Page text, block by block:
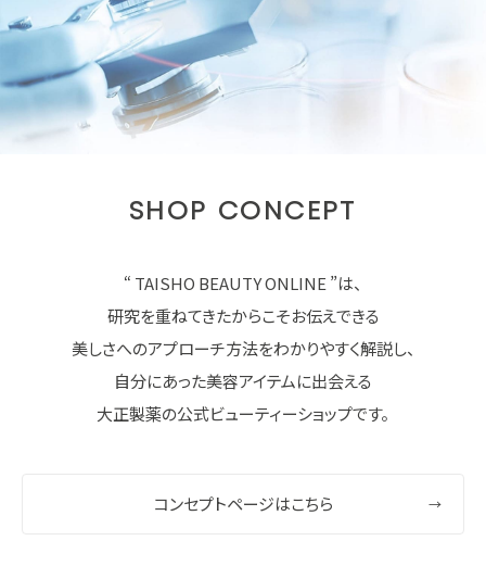
SHOP CONCEPT
“ TAISHO BEAUTY ONLINE ”は、
研究を重ねてきたからこそお伝えできる
美しさへのアプローチ方法をわかりやすく解説し、
自分にあった美容アイテムに出会える
大正製薬の公式ビューティーショップです。
コンセプトページはこちら